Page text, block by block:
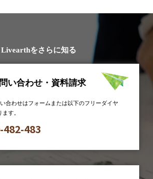
Livearthをさらに知る
い合わせ・資料請求
い合わせはフォームまたは以下のフリーダイヤ
す。
482-483